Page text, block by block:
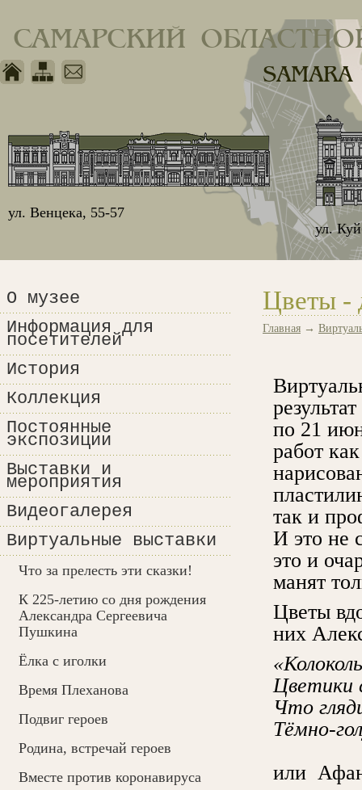
САМАРСКИЙ
ул.
ул. Венцека, 55-57
О музее
Информация для
посетителей
История
Коллекция
Постоянные
экспозиции
Выставки и
мероприятия
Видеогалерея
Виртуальные выставки
Что за прелесть эти сказки!
К 225-летию со дня рождения
Александра Сергеевича
Пушкина
Ёлка с иголки
Время Плеханова
Подвиг героев
Родина, встречай героев
Вместе против коронавируса
Цветы -
Главная →
по 21
работ
так и
И это не
это и
манят
Цветы
них
Цветики
Что
Тёмно-
или